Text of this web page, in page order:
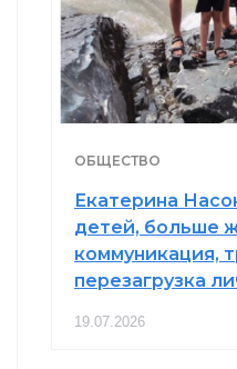
ОБЩЕСТВО
Екатерина
детей, больше
коммуникация,
перезагрузка
19.07.2026